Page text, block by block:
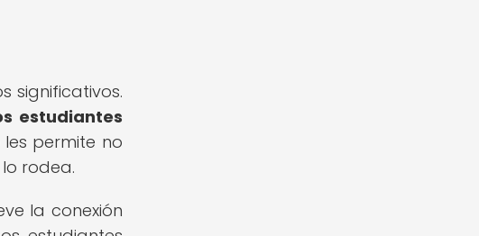
significativos.
estudiantes
les permite no
rodea.
la conexión